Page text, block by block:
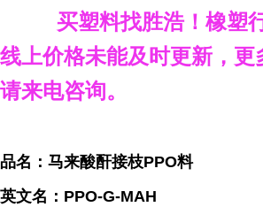
买塑料找胜浩！ 橡塑
线上价格未能及时更新，更
请来电咨询。
品名： 马来酸酐接枝PPO料
英文名：PPO-G-MAH